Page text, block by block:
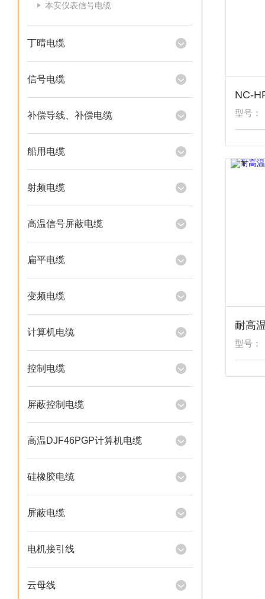
本安仪表信号电缆
丁晴电缆
信号电缆
补偿导线、补偿电缆
船用电缆
射频电缆
高温信号屏蔽电缆
扁平电缆
变频电缆
计算机电缆
控制电缆
屏蔽控制电缆
高温DJF46PGP计算机电缆
硅橡胶电缆
屏蔽电缆
电机接引线
云母线
型号：
型号：